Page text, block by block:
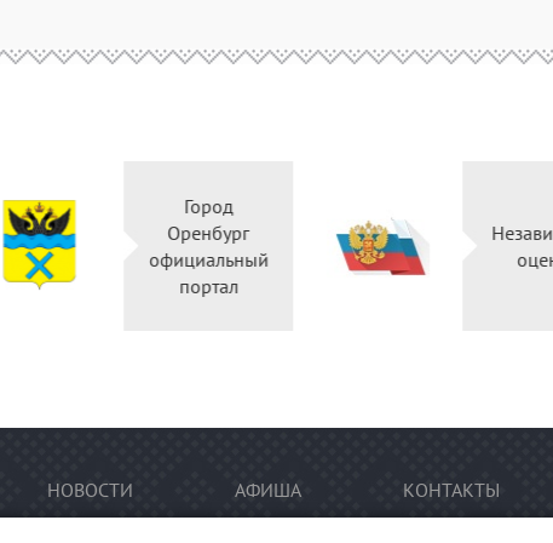
Правительство
Оренбургской
области
Оренбург
официальный
НОВОСТИ АФИША КОНТАКТЫ